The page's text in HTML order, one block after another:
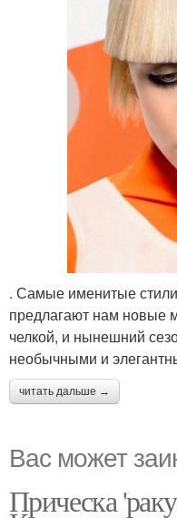
. Самые именитые
предлагают нам новые
челкой, и нынешний
необычными и
читать дальше →
Вас может
Прическа